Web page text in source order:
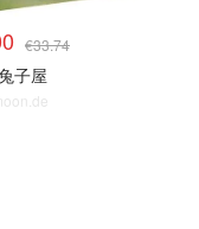
€33.74
子屋